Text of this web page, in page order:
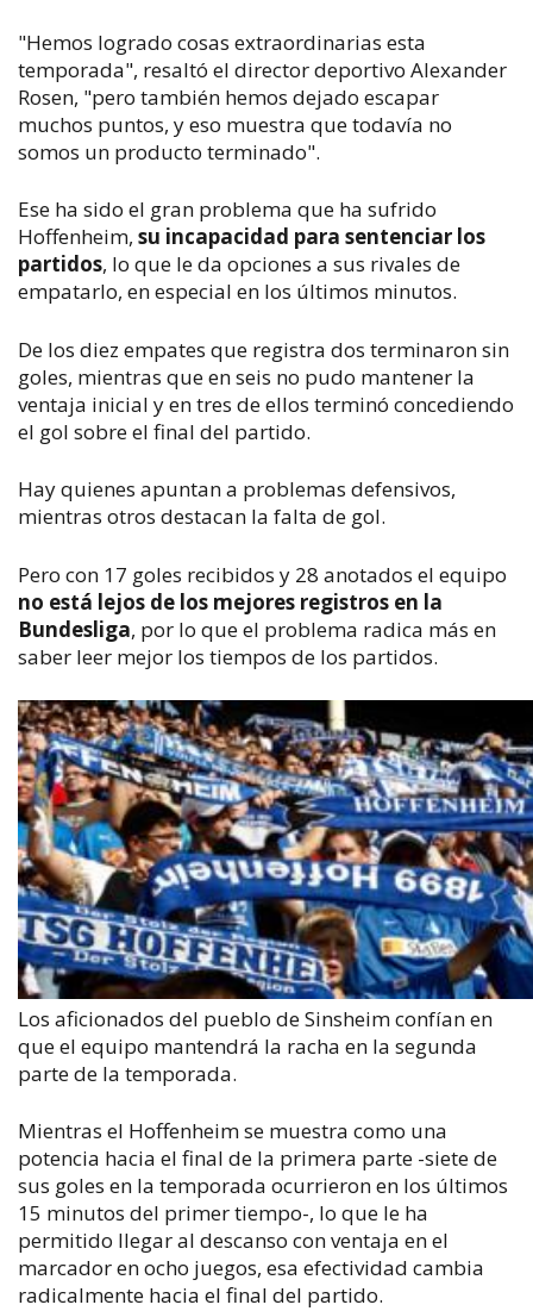
"Hemos logrado cosas extraordinarias esta
temporada", resaltó el director deportivo Alexander
Rosen, "pero también hemos dejado escapar
muchos puntos, y eso muestra que todavía no
somos un producto terminado".
Ese ha sido el gran problema que ha sufrido
Hoffenheim, su incapacidad para sentenciar los
partidos, lo que le da opciones a sus rivales de
empatarlo, en especial en los últimos minutos.
De los diez empates que registra dos terminaron sin
goles, mientras que en seis no pudo mantener la
ventaja inicial y en tres de ellos terminó concediendo
el gol sobre el final del partido.
Hay quienes apuntan a problemas defensivos,
mientras otros destacan la falta de gol.
Pero con 17 goles recibidos y 28 anotados el equipo
no está lejos de los mejores registros en la
Bundesliga, por lo que el problema radica más en
saber leer mejor los tiempos de los partidos.
Los aficionados del pueblo de Sinsheim confían en
que el equipo mantendrá la racha en la segunda
parte de la temporada.
Mientras el Hoffenheim se muestra como una
potencia hacia el final de la primera parte -siete de
sus goles en la temporada ocurrieron en los últimos
15 minutos del primer tiempo-, lo que le ha
permitido llegar al descanso con ventaja en el
marcador en ocho juegos, esa efectividad cambia
radicalmente hacia el final del partido.